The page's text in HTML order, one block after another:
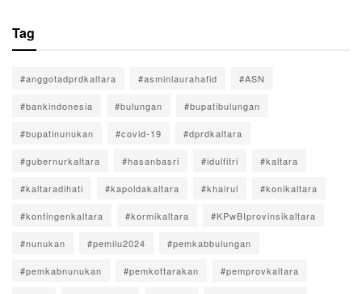
Tag
#anggotadprdkaltara #asminlaurahafid #ASN
#bankindonesia #bulungan #bupatibulungan
#bupatinunukan #covid-19 #dprdkaltara
#gubernurkaltara #hasanbasri #idulfitri #kaltara
#kaltaradihati #kapoldakaltara #khairul #konikaltara
#kontingenkaltara #kormikaltara #KPwBIprovinsikaltara
#nunukan #pemilu2024 #pemkabbulungan
#pemkabnunukan #pemkottarakan #pemprovkaltara